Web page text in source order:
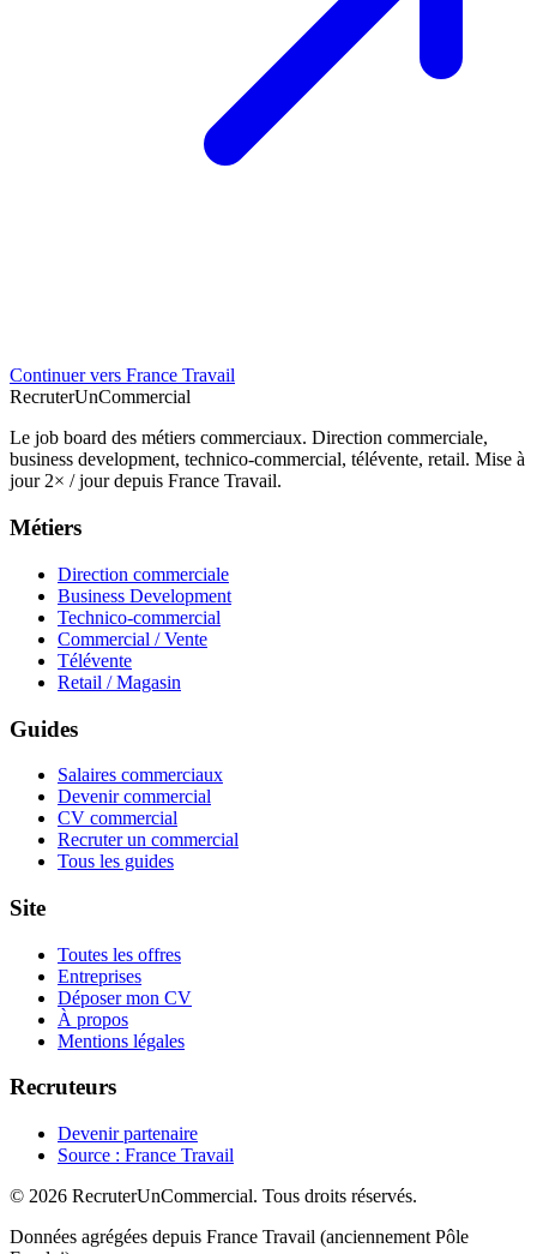
Continuer vers France Travail
RecruterUnCommercial
Le job board des métiers commerciaux. Direction commerciale,
business development, technico-commercial, télévente, retail. Mise à
jour 2× / jour depuis France Travail.
Métiers
Direction commerciale
Business Development
Technico-commercial
Commercial / Vente
Télévente
Retail / Magasin
Guides
Salaires commerciaux
Devenir commercial
CV commercial
Recruter un commercial
Tous les guides
Site
Toutes les offres
Entreprises
Déposer mon CV
À propos
Mentions légales
Recruteurs
Devenir partenaire
Source : France Travail
© 2026 RecruterUnCommercial. Tous droits réservés.
Données agrégées depuis France Travail (anciennement Pôle